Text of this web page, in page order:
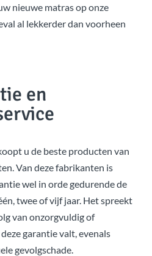
nieuwe matras op onze
al lekkerder dan voorheen
en
u de beste producten van
Van deze fabrikanten is
wel in orde gedurende de
twee of vijf jaar. Het spreekt
van onzorgvuldig of
garantie valt, evenals
gevolgschade.